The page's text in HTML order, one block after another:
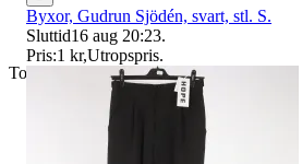
Toppsäljare
Byxor, Gudrun Sjödén, svart, stl. S.
Sluttid16 aug 20:23.
Pris:1 kr,Utropspris.